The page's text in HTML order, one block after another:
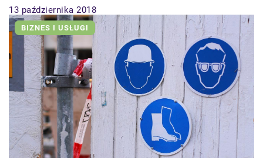
13 października 2018
BIZNES I USŁUGI